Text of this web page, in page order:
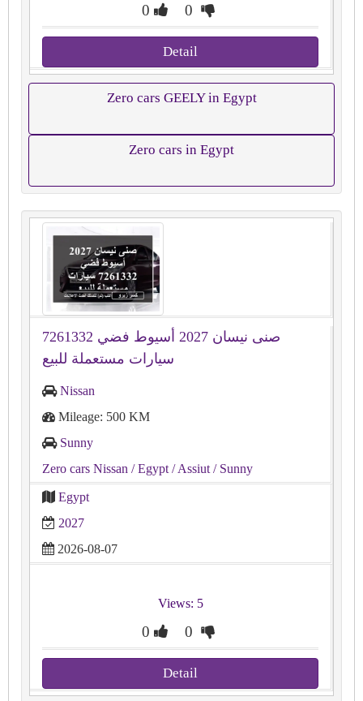
0 0
Detail
Zero cars GEELY in Egypt
Zero cars in Egypt
صنى نيسان 2027 أسيوط فضي 7261332
سيارات مستعملة للبيع
Nissan
Mileage: 500 KM
Sunny
Zero cars Nissan / Egypt / Assiut / Sunny
Egypt
2027
2026-08-07
Views: 5
0 0
Detail